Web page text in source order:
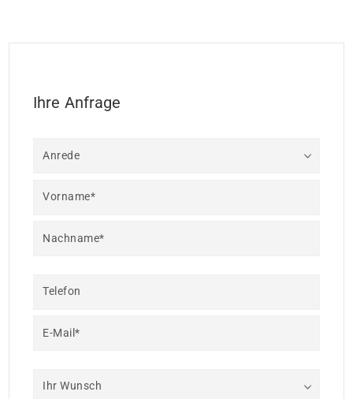
Ihre Anfrage
Anrede
Vorname*
Nachname*
Telefon
E-Mail*
Ihr Wunsch